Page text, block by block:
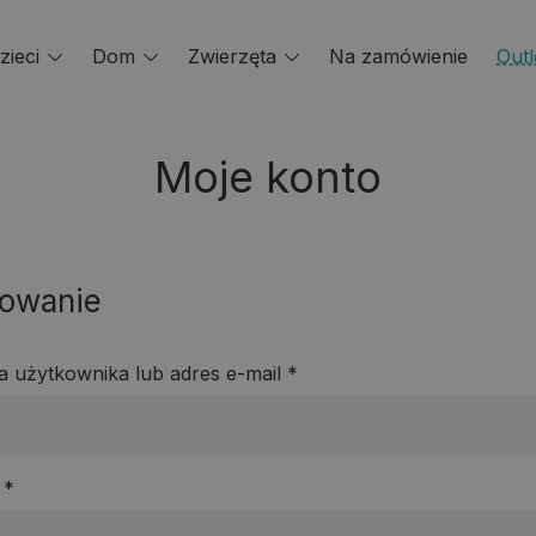
Toggle
Dom
Toggle
Zwierzęta
ToggleNa zamówienie
Moje konto
użytkownika lub adres e-mail *
*